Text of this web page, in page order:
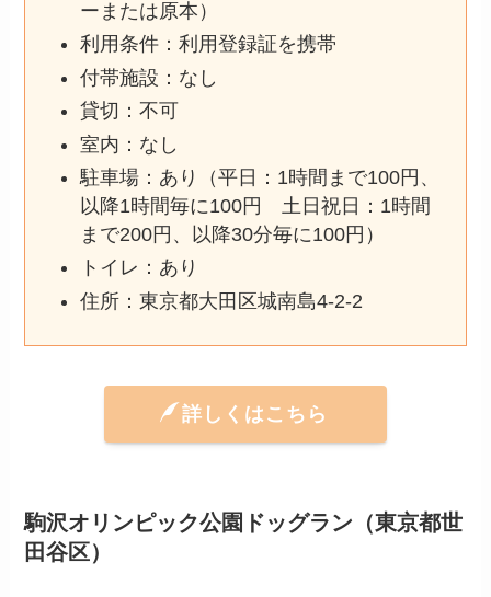
ーまたは原本）
利用条件：利用登録証を携帯
付帯施設：なし
貸切：不可
室内：なし
駐車場：あり（平日：1時間まで100円、
以降1時間毎に100円 土日祝日：1時間
まで200円、以降30分毎に100円）
トイレ：あり
住所：東京都大田区城南島4-2-2
詳しくはこちら
駒沢オリンピック公園ドッグラン（東京都世
田谷区）